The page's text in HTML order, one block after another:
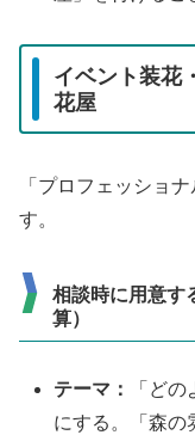
イベント装花
花屋
「プロフェッショ
す。
相談時に用意す
算）
テーマ：
「ど
にする。「森の